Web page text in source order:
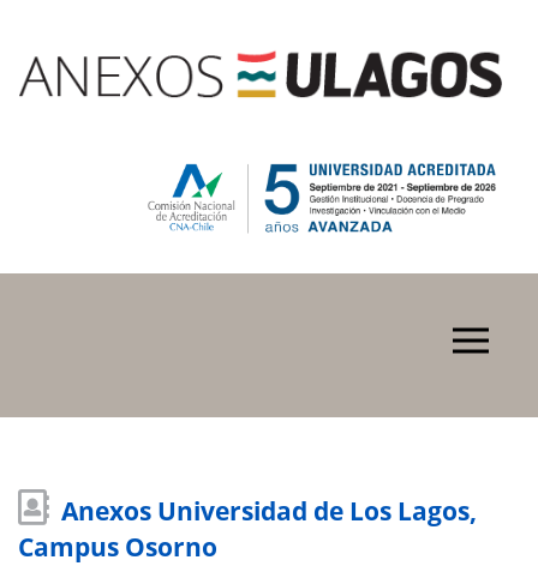
Anexos Universidad de Los Lagos,
Campus Osorno